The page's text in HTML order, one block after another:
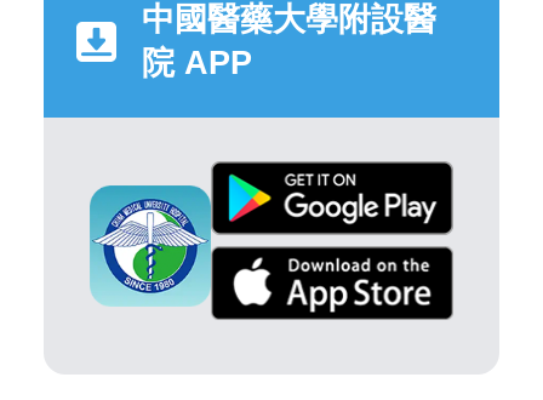
中國醫藥大學附設醫
院 APP